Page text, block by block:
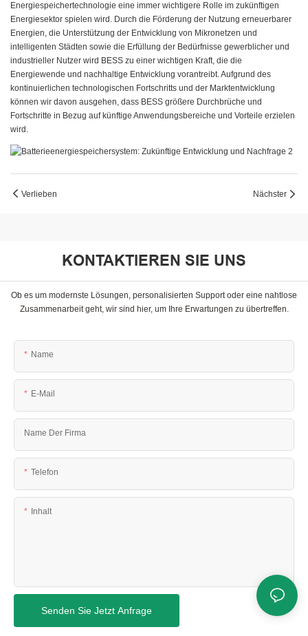
Energiespeichertechnologie eine immer wichtigere Rolle im zukünftigen
Energiesektor spielen wird. Durch die Förderung der Nutzung erneuerbarer
Energien, die Unterstützung der Entwicklung von Mikronetzen und
intelligenten Städten sowie die Erfüllung der Bedürfnisse gewerblicher und
industrieller Nutzer wird BESS zu einer wichtigen Kraft, die die
Energiewende und nachhaltige Entwicklung vorantreibt. Aufgrund des
kontinuierlichen technologischen Fortschritts und der Marktentwicklung
können wir davon ausgehen, dass BESS größere Durchbrüche und
Fortschritte in Bezug auf künftige Anwendungsbereiche und Vorteile erzielen
wird.
Verlieben Nächster
KONTAKTIEREN SIE UNS
Ob es um modernste Lösungen, personalisierten Support oder eine nahtlose
Zusammenarbeit geht, wir sind hier, um Ihre Erwartungen zu übertreffen.
Name
E-Mail
Name Der Firma
Telefon
Inhalt
Senden Sie Jetzt Anfrage